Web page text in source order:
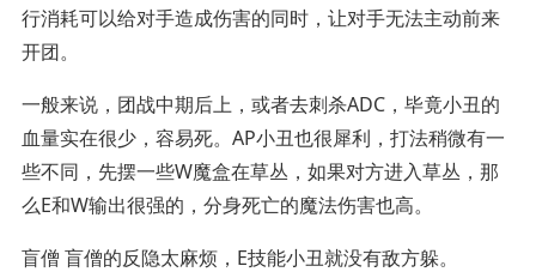
行消耗可以给对手造成伤害的同时，让对手无法主动前来
开团。
一般来说，团战中期后上，或者去刺杀ADC，毕竟小丑的
血量实在很少，容易死。AP小丑也很犀利，打法稍微有一
些不同，先摆一些W魔盒在草丛，如果对方进入草丛，那
么E和W输出很强的，分身死亡的魔法伤害也高。
盲僧 盲僧的反隐太麻烦，E技能小丑就没有敌方躲。